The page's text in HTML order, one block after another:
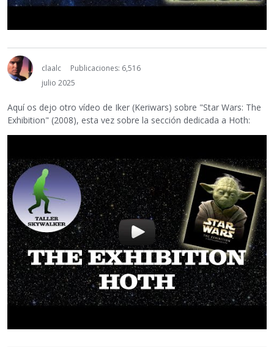
claalc
Publicaciones: 6,516
julio 2025
Aquí os dejo otro vídeo de Iker (Keriwars) sobre "Star Wars: The
Exhibition" (2008), esta vez sobre la sección dedicada a Hoth: